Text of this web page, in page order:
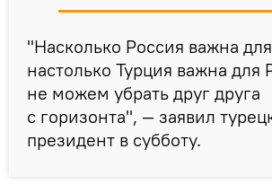
"Насколько Россия важна
настолько Турция важна
не можем убрать друг друга
с горизонта", — заявил
президент в субботу.